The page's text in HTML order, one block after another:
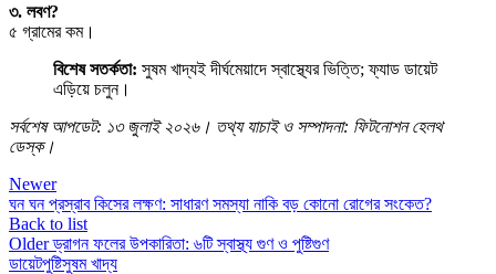
৩. লবণ?
৫ গ্রামের কম।
বিশেষ সতর্কতা: সুষম খাদ্যই দীর্ঘমেয়াদে স্বাস্থ্যের ভিত্তি; ফ্যাড ডায়েট
এড়িয়ে চলুন।
সর্বশেষ আপডেট: ১৩ জুলাই ২০২৬। তথ্য যাচাই ও সম্পাদনা: ফিটনোশন হেলথ
ডেস্ক।
Newer
ঘন ঘন প্রস্রাব কিসের লক্ষণ: সাধারণ সমস্যা নাকি বড় কোনো রোগের সংকেত?
Back to list
Older ড্রাগন ফলের উপকারিতা: ৬টি স্বাস্থ্য গুণ ও পুষ্টিগুণ
ডায়েটপুষ্টিসুষম খাদ্য